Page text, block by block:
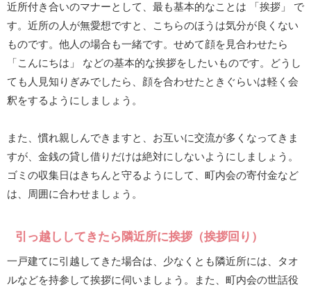
近所付き合いのマナーとして、最も基本的なことは 「挨拶」 で
す。近所の人が無愛想ですと、こちらのほうは気分が良くない
ものです。他人の場合も一緒です。せめて顔を見合わせたら
「こんにちは」 などの基本的な挨拶をしたいものです。どうし
ても人見知りぎみでしたら、顔を合わせたときぐらいは軽く会
釈をするようにしましょう。
また、慣れ親しんできますと、お互いに交流が多くなってきま
すが、金銭の貸し借りだけは絶対にしないようにしましょう。
ゴミの収集日はきちんと守るようにして、町内会の寄付金など
は、周囲に合わせましょう。
引っ越ししてきたら隣近所に挨拶（挨拶回り）
一戸建てに引越してきた場合は、少なくとも隣近所には、タオ
ルなどを持参して挨拶に伺いましょう。また、町内会の世話役